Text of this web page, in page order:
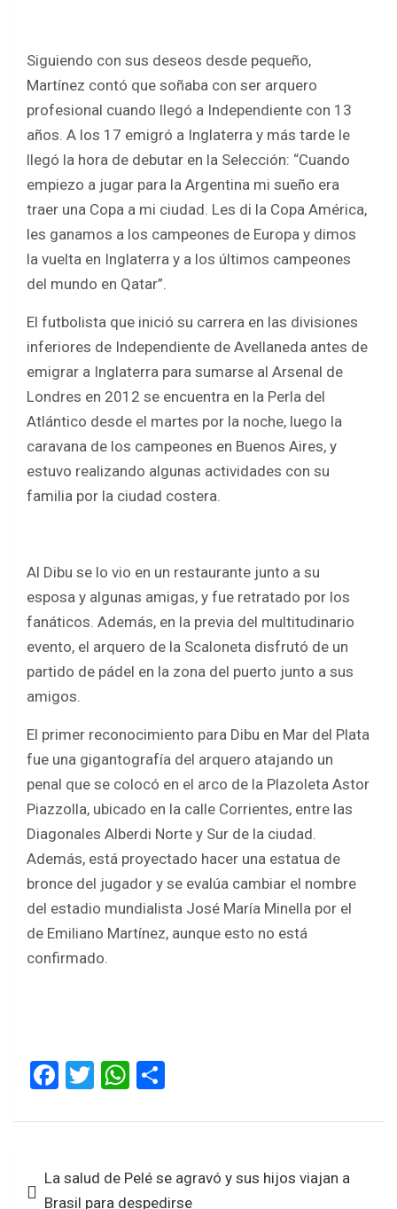
Siguiendo con sus deseos desde pequeño,
Martínez contó que soñaba con ser arquero
profesional cuando llegó a Independiente con 13
años. A los 17 emigró a Inglaterra y más tarde le
llegó la hora de debutar en la Selección: “Cuando
empiezo a jugar para la Argentina mi sueño era
traer una Copa a mi ciudad. Les di la Copa América,
les ganamos a los campeones de Europa y dimos
la vuelta en Inglaterra y a los últimos campeones
del mundo en Qatar”.
El futbolista que inició su carrera en las divisiones
inferiores de Independiente de Avellaneda antes de
emigrar a Inglaterra para sumarse al Arsenal de
Londres en 2012 se encuentra en la Perla del
Atlántico desde el martes por la noche, luego la
caravana de los campeones en Buenos Aires, y
estuvo realizando algunas actividades con su
familia por la ciudad costera.
Al Dibu se lo vio en un restaurante junto a su
esposa y algunas amigas, y fue retratado por los
fanáticos. Además, en la previa del multitudinario
evento, el arquero de la Scaloneta disfrutó de un
partido de pádel en la zona del puerto junto a sus
amigos.
El primer reconocimiento para Dibu en Mar del Plata
fue una gigantografía del arquero atajando un
penal que se colocó en el arco de la Plazoleta Astor
Piazzolla, ubicado en la calle Corrientes, entre las
Diagonales Alberdi Norte y Sur de la ciudad.
Además, está proyectado hacer una estatua de
bronce del jugador y se evalúa cambiar el nombre
del estadio mundialista José María Minella por el
de Emiliano Martínez, aunque esto no está
confirmado.
F
ce
o
T
tt
W
at
A
ar
de La salud de Pelé se agravó y sus hijos viajan a
Brasil para despedirse